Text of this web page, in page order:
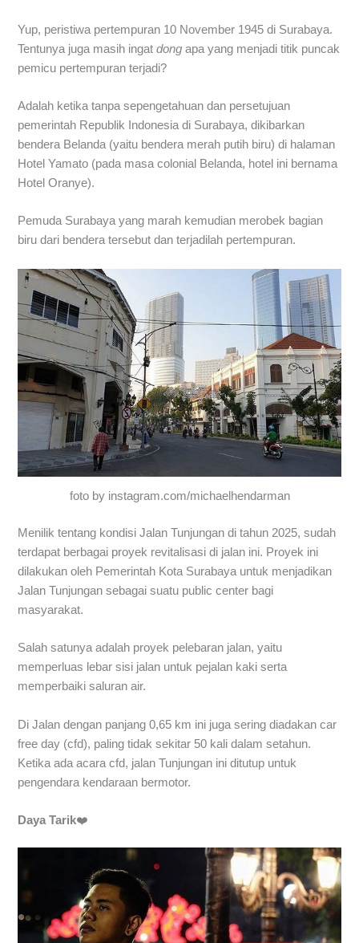
Yup, peristiwa pertempuran 10 November 1945 di Surabaya.
Tentunya juga masih ingatdong apa yang menjadi titik puncak
pemicu pertempuran terjadi?
Adalah ketika tanpa sepengetahuan dan persetujuan
pemerintah Republik Indonesia di Surabaya, dikibarkan
bendera Belanda (yaitu bendera merah putih biru) di halaman
Hotel Yamato (pada masa colonial Belanda, hotel ini bernama
Hotel Oranye).
Pemuda Surabaya yang marah kemudian merobek bagian
biru dari bendera tersebut dan terjadilah pertempuran.
foto by instagram.com/michaelhendarman
Menilik tentang kondisi Jalan Tunjungan di tahun 2025, sudah
terdapat berbagai proyek revitalisasi di jalan ini. Proyek ini
dilakukan oleh Pemerintah Kota Surabaya untuk menjadikan
Jalan Tunjungan sebagai suatu public center bagi
masyarakat.
Salah satunya adalah proyek pelebaran jalan, yaitu
memperluas lebar sisi jalan untuk pejalan kaki serta
memperbaiki saluran air.
Di Jalan dengan panjang 0,65 km ini juga sering diadakan car
free day (cfd), paling tidak sekitar 50 kali dalam setahun.
Ketika ada acara cfd, jalan Tunjungan ini ditutup untuk
pengendara kendaraan bermotor.
Daya Tarik❤️